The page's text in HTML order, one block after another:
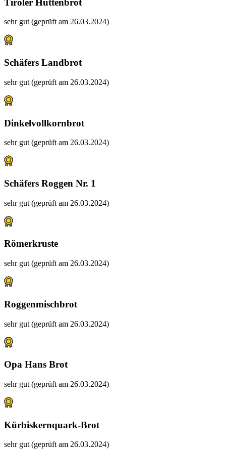
sehr gut (geprüft am 26.03.2024)
Schäfers Landbrot
sehr gut (geprüft am 26.03.2024)
Dinkelvollkornbrot
sehr gut (geprüft am 26.03.2024)
Schäfers Roggen Nr. 1
sehr gut (geprüft am 26.03.2024)
Römerkruste
sehr gut (geprüft am 26.03.2024)
Roggenmischbrot
sehr gut (geprüft am 26.03.2024)
Opa Hans Brot
sehr gut (geprüft am 26.03.2024)
Kürbiskernquark-Brot
sehr gut (geprüft am 26.03.2024)